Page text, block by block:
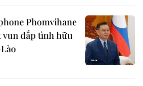
Phomvihane
vun đắp tình hữu